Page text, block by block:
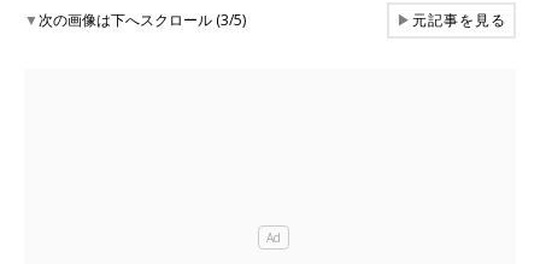
▼次の画像は下へスクロール (3/5) ▶元記事を見る